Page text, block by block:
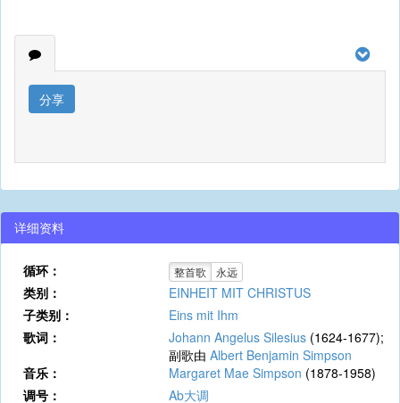
分享
详细资料
循环： 整首歌 永远
类别：
EINHEIT MIT CHRISTUS
子类别：
Eins mit Ihm
歌词：
Johann Angelus Silesius (1624-1677);
副歌由 Albert Benjamin Simpson
音乐：
Margaret Mae Simpson (1878-1958)
调号：
Ab大调